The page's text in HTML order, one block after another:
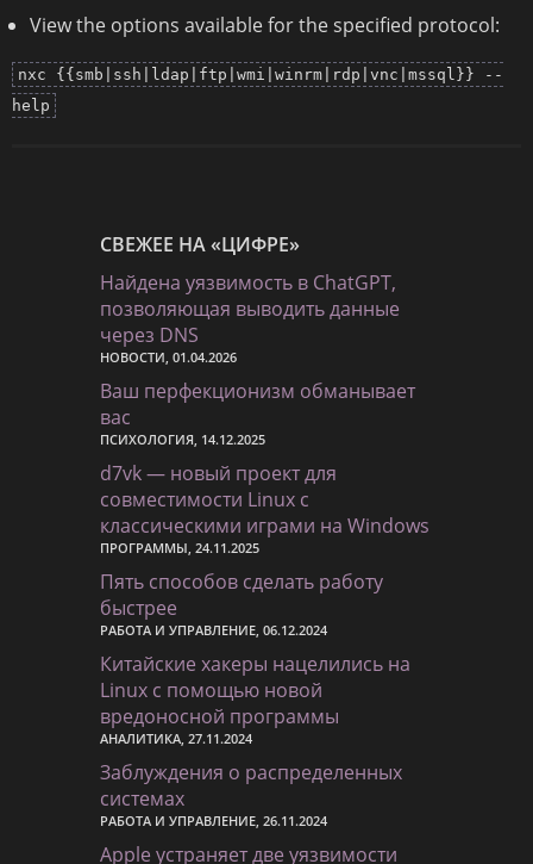
View the options available for the specified protocol:
nxc {{smb|ssh|ldap|ftp|wmi|winrm|rdp|vnc|mssql}} --
help
СВЕЖЕЕ НА «ЦИФРЕ»
Найдена уязвимость в ChatGPT,
позволяющая выводить данные
через DNS
НОВОСТИ, 01.04.2026
Ваш перфекционизм обманывает
вас
ПСИХОЛОГИЯ, 14.12.2025
d7vk — новый проект для
совместимости Linux с
классическими играми на Windows
ПРОГРАММЫ, 24.11.2025
Пять способов сделать работу
быстрее
РАБОТА И УПРАВЛЕНИЕ, 06.12.2024
Китайские хакеры нацелились на
Linux с помощью новой
вредоносной программы
АНАЛИТИКА, 27.11.2024
Заблуждения о распределенных
системах
РАБОТА И УПРАВЛЕНИЕ, 26.11.2024
Apple устраняет две уязвимости